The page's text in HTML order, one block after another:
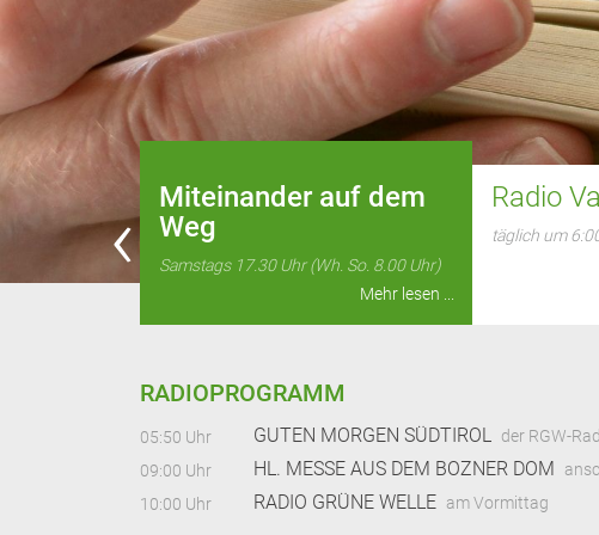
zurück
Miteinander auf dem
Weg
Samstags 17.30 Uhr (Wh. So. 8.00 Uhr)
Mehr lesen ...
Radio
täglich um
RADIOPROGRAMM
05:50 Uhr GUTEN MORGEN SÜDTIROL der RGW-Radiowecker<br>
09:00 Uhr
HL. MESSE AUS DEM BOZNER DOM
10:00 Uhr
RADIO GRÜNE WELLE am Vormittag